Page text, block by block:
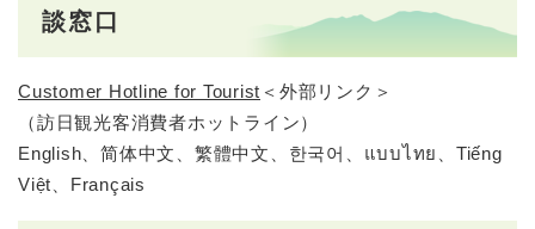
談窓口
Customer Hotline for Tourist ＜外部リンク＞
（訪日観光客消費者ホットライン）
English、简体中文、繁體中文、한국어、แบบไทย、Tiếng
Việt、Français